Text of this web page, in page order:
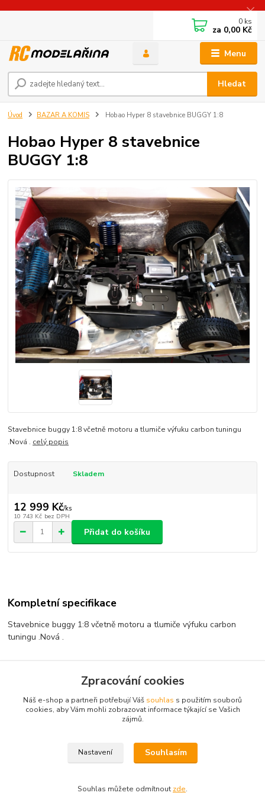
Menu
Hledat
0 ks
za 0,00 Kč
Úvod BAZAR A KOMIS Hobao Hyper 8 stavebnice BUGGY 1:8
Hobao Hyper 8 stavebnice
BUGGY 1:8
Stavebnice buggy 1:8 včetně motoru a tlumiče výfuku carbon tuningu
.Nová . celý popis
Dostupnost Skladem
12 999 Kč/ks
10 743 Kč bez DPH
Přidat do košíku
Kompletní specifikace
Stavebnice buggy 1:8 včetně motoru a tlumiče výfuku carbon
tuningu .Nová .
Zboží zařazeno v kategoriích
AKCE
Zpracování cookies
Náš e-shop a partneři potřebují Váš souhlas s použitím souborů
cookies, aby Vám mohli zobrazovat informace týkající se Vašich
zájmů.
Nastavení Souhlasím
Souhlas můžete odmítnout zde.